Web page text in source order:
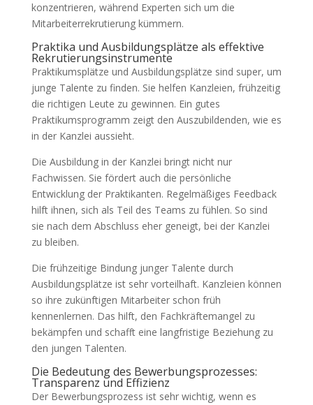
konzentrieren, während Experten sich um die
Mitarbeiterrekrutierung kümmern.
Praktika und Ausbildungsplätze als effektive
Rekrutierungsinstrumente
Praktikumsplätze und Ausbildungsplätze sind super, um
junge Talente zu finden. Sie helfen Kanzleien, frühzeitig
die richtigen Leute zu gewinnen. Ein gutes
Praktikumsprogramm zeigt den Auszubildenden, wie es
in der Kanzlei aussieht.
Die Ausbildung in der Kanzlei bringt nicht nur
Fachwissen. Sie fördert auch die persönliche
Entwicklung der Praktikanten. Regelmäßiges Feedback
hilft ihnen, sich als Teil des Teams zu fühlen. So sind
sie nach dem Abschluss eher geneigt, bei der Kanzlei
zu bleiben.
Die frühzeitige Bindung junger Talente durch
Ausbildungsplätze ist sehr vorteilhaft. Kanzleien können
so ihre zukünftigen Mitarbeiter schon früh
kennenlernen. Das hilft, den Fachkräftemangel zu
bekämpfen und schafft eine langfristige Beziehung zu
den jungen Talenten.
Die Bedeutung des Bewerbungsprozesses:
Transparenz und Effizienz
Der Bewerbungsprozess ist sehr wichtig, wenn es